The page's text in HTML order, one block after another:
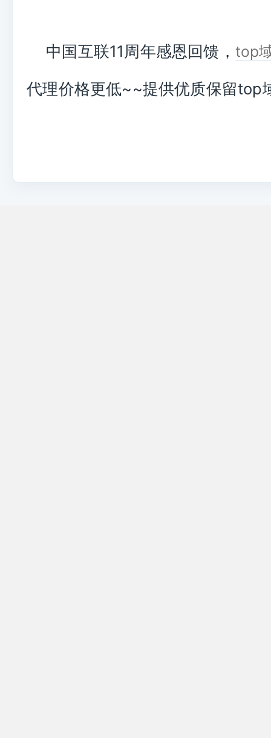
中国互联11周年感恩回馈， top
代理价格更低~~提供优质保留top